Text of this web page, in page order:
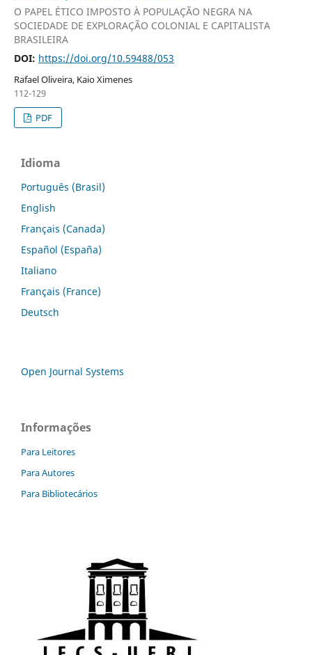
O PAPEL ÉTICO IMPOSTO À POPULAÇÃO NEGRA NA
SOCIEDADE DE EXPLORAÇÃO COLONIAL E CAPITALISTA
BRASILEIRA
DOI: https://doi.org/10.59488/053
Rafael Oliveira, Kaio Ximenes
112-129
PDF
Idioma
Português (Brasil)
English
Français (Canada)
Español (España)
Italiano
Français (France)
Deutsch
Open Journal Systems
Informações
Para Leitores
Para Autores
Para Bibliotecários